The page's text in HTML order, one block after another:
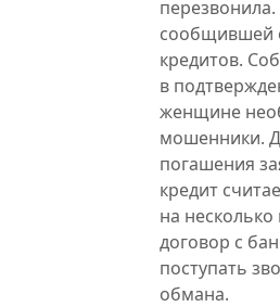
сообщившей
кредитов.
в
женщине
мошенники.
погашения
кредит
на
договор с
поступать
обмана.